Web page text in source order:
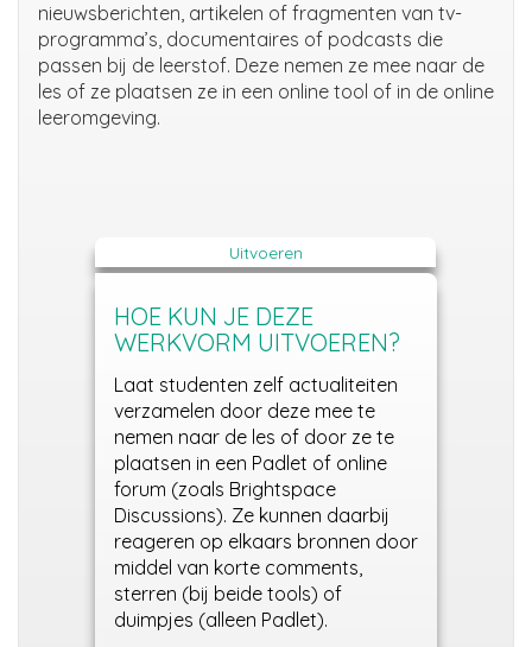
nieuwsberichten, artikelen of fragmenten van tv-
programma’s, documentaires of podcasts die
passen bij de leerstof. Deze nemen ze mee naar de
les of ze plaatsen ze in een online tool of in de online
leeromgeving.
Uitvoeren
HOE KUN JE DEZE
WERKVORM UITVOEREN?
Laat studenten zelf actualiteiten
verzamelen door deze mee te
nemen naar de les of door ze te
plaatsen in een Padlet of online
forum (zoals Brightspace
Discussions). Ze kunnen daarbij
reageren op elkaars bronnen door
middel van korte comments,
sterren (bij beide tools) of
duimpjes (alleen Padlet).